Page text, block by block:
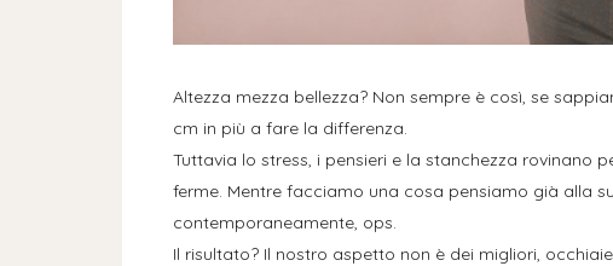
Altezza mezza bellezza? Non sempre è così, se
cm in più a fare la differenza.
Tuttavia lo stress, i pensieri e la stanchezza rovinano
ferme. Mentre facciamo una cosa pensiamo già alla
contemporaneamente, ops.
Il risultato? Il nostro aspetto non è dei migliori,